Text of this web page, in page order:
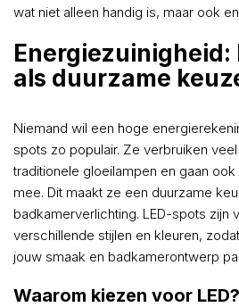
wat niet alleen handig is, maar ook
Energiezuinigheid:
als duurzame
Niemand wil een hoge
spots zo populair. Ze verbruiken
traditionele gloeilampen en gaan
mee. Dit maakt ze een duurzame
badkamerverlichting. LED-spots zijn
verschillende stijlen en kleuren,
jouw smaak en badkamerontwerp
Waarom kiezen voor LED?